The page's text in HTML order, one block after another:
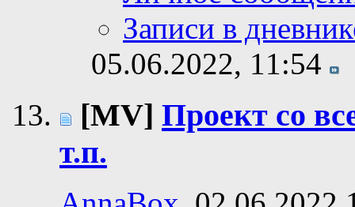
Записи в
05.06.2022, 11:54
[MV] Проект со
т.п.